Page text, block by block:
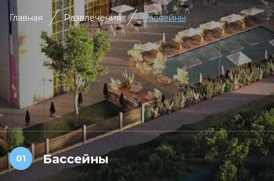
Главная Развлечения Бассейны
Бассейны